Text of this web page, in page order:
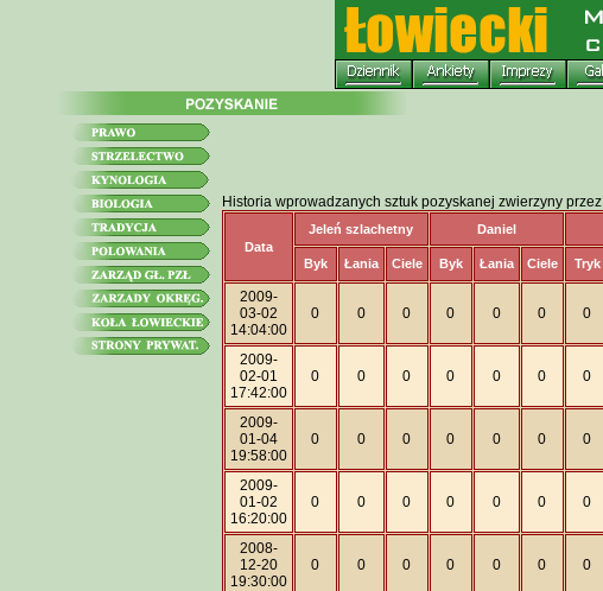
Historia wprowadzanych sztuk pozyskanej zwierzyny przez
Data
Jeleń szlachetny Daniel
Byk
Łania Ciele Byk Łania Ciele Tryk
2009-
03-02
14:04:00
0 0 0 0 0 0 0
2009-
02-01
17:42:00
0 0 0 0 0 0 0
2009-
01-04
19:58:00
0 0 0 0 0 0 0
2009-
01-02
16:20:00
0 0 0 0 0 0 0
2008-
12-20
19:30:00
0 0 0 0 0 0 0